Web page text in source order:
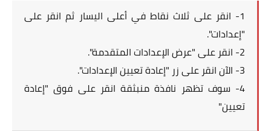
1- انقر على ثلاث نقاط في أعلى اليسار ثم انقر على
"إعدادات".
2- انقر على "عرض الإعدادات المتقدمة".
3- الآن انقر على زر "إعادة تعيين الإعدادات".
4- سوف تظهر نافذة منبثقة انقر على فوق "إعادة
تعيين"